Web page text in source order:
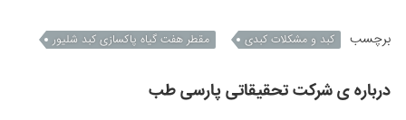
برچسب کبد و مشکلات کبدی مقطر هفت گیاه پاکسازی کبد شلیور
درباره ی شرکت تحقیقاتی پارسی طب